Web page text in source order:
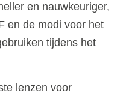
en nauwkeuriger,
en de modi voor het
tijdens het
lenzen voor